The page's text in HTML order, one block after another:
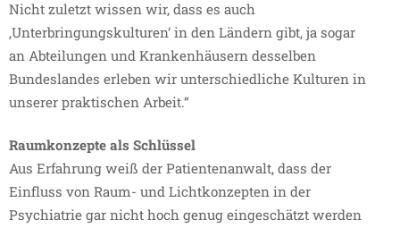
Nicht zuletzt wissen wir, dass es auch
‚Unterbringungskulturen‘ in den Ländern gibt, ja sogar
an Abteilungen und Krankenhäusern desselben
Bundeslandes erleben wir unterschiedliche Kulturen in
unserer praktischen Arbeit.“
Raumkonzepte als Schlüssel
Aus Erfahrung weiß der Patientenanwalt, dass der
Einfluss von Raum- und Lichtkonzepten in der
Psychiatrie gar nicht hoch genug eingeschätzt werden